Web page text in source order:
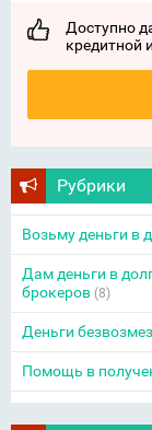
Доступно
кредитной
Рубрики
Возьму деньги в
Дам деньги в
брокеров (8)
Деньги
Помощь в